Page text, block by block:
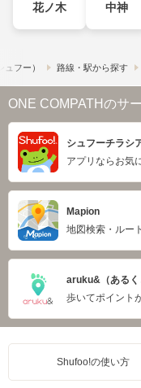
花ノ木 中神
フー） 路線・駅から探す
ONE COMPATHのサ
シュフーチラシ
アプリならお気
Mapion
地図検索・ルー
aruku&（あるく
歩いてポイント
Shufoo!の使い方